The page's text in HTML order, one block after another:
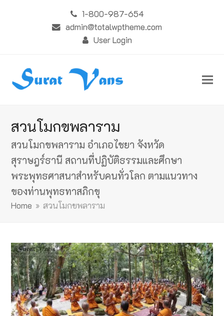
1-800-987-654
admin@totalwptheme.com
User Login
สวนโมกขพลาราม
สวนโมกขพลาราม อำเภอไชยา จังหวัด
สุราษฎร์ธานี สถานที่ปฏิบัติธรรมและศึกษา
พระพุทธศาสนาสำหรับคนทั่วโลก ตามแนวทาง
ของท่านพุทธทาสภิกขุ
Home » สวนโมกขพลาราม